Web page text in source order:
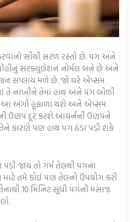
સૌથી સરળ રસ્તો છે. પગ અને
સરક્યુલેશન નોર્મલ બને છે અને
સપ્લાય મળે છે. જો ઘરે એપ્સમ
તે નાંખીને તેમાં હાથ અને પગ બોળી
આ અંગો હૂંફાળા થશે અને એપ્સમ
ઉણપ દૂર કરશે.આયર્નની ઉણપને
કારણે પણ હાથ પગ ઠંડા પડી શકે
જાય તો ગર્મ તેલથી પગના
માટે તમે કોઈ પણ તેલનો ઉપયોગ કરી
10 મિનિટ સુધી પગની મસાજ